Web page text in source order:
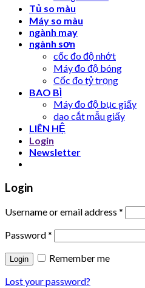
Tủ so màu
Máy so màu
ngành may
ngành sơn
cốc đo độ nhớt
Máy đo độ bóng
Cốc đo tỷ trọng
BAO BÌ
Máy đo độ bục giấy
dao cắt mẫu giấy
LIÊN HỆ
Login
Newsletter
Login
Username or email address *
Password*
Remember me
Lost your password?